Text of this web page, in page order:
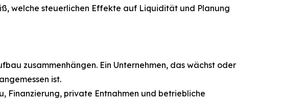
welche steuerlichen Effekte auf Liquidität und Planung
zusammenhängen. Ein Unternehmen, das wächst oder
ist.
Finanzierung, private Entnahmen und betriebliche